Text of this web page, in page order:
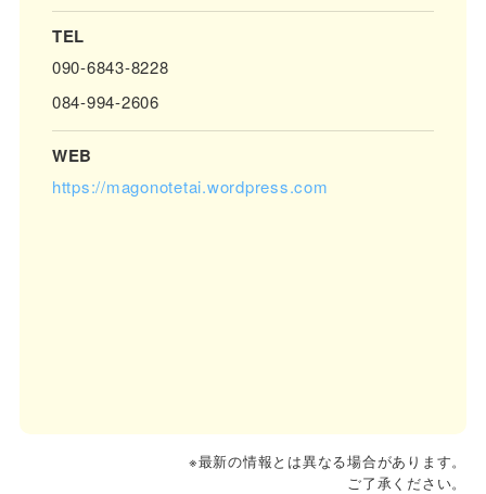
TEL
090-6843-8228
084-994-2606
WEB
https://magonotetai.wordpress.com
※最新の情報とは異なる場合があります。
ご了承ください。